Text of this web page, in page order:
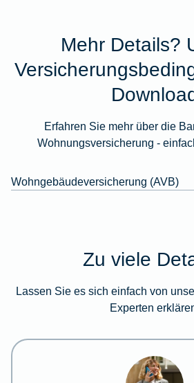
Mehr Details?
Erfahren Sie mehr über die
Wohnungsversicherung -
Wohngebäudeversicherung (AVB)
Zu viele
Lassen Sie es sich einfach von
Experten